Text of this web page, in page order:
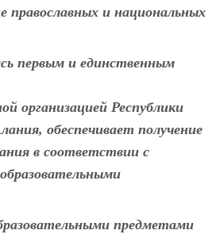
православных и национальных
первым и единственным
организацией Республики
обеспечивает получение
в соответствии с
предметами